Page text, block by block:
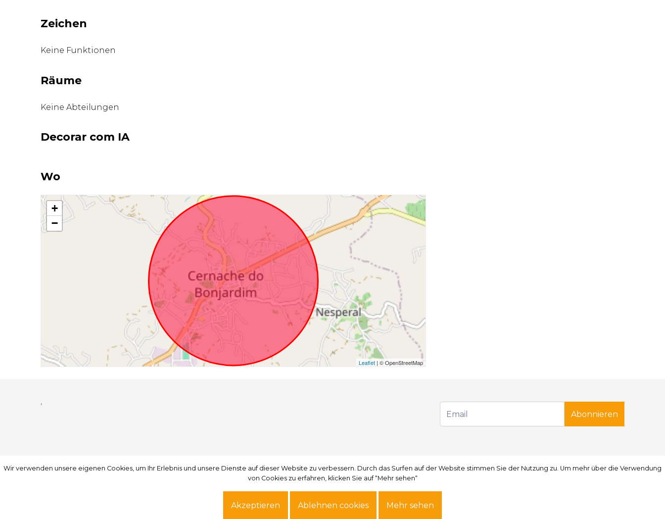
Wir verwenden unsere eigenen Cookies, um Ihr Erlebnis und unsere Dienste auf dieser Website zu verbessern. Durch das Surfen auf der Website stimmen Sie der Nutzung zu. Um mehr über die Verwendung
von Cookies zu erfahren, klicken Sie auf “Mehr sehen“
Akzeptieren Ablehnen cookies Mehr sehen
Zeichen
Keine Funktionen
Räume
Keine Abteilungen
Decorar com IA
Wo
+
−
Leaflet| © OpenStreetMap
,
Abonnieren
Wir verwenden unsere eigenen Cookies, um Ihr Erlebnis und unsere Dienste auf dieser Website zu verbessern. Durch das Surfen auf der Website stimmen Sie der Nutzung zu. Um mehr über die Verwendung
von Cookies zu erfahren, klicken Sie auf “Mehr sehen“
Akzeptieren Ablehnen cookies Mehr sehen